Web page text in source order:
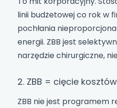
linii budżetowej co rok w
pochłania
energii. ZBB jest
narzędzie chirurgiczne,
2. ZBB = cięcie kosztów
ZBB nie jest programem